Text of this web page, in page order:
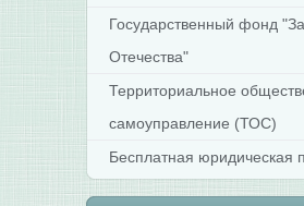
Государственный фонд
Отечества"
Территориальное
самоуправление (ТОС)
Бесплатная юридическая